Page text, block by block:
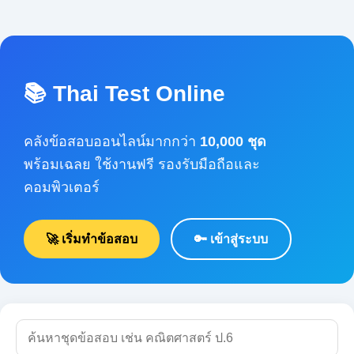
📚 Thai Test Online
คลังข้อสอบออนไลน์มากกว่า 10,000 ชุด
พร้อมเฉลย ใช้งานฟรี รองรับมือถือและ
คอมพิวเตอร์
🚀 เริ่มทำข้อสอบ 🔑 เข้าสู่ระบบ